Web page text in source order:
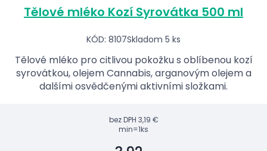
Tělové mléko Kozí Syrovátka 500 ml
KÓD: 8107Skladom 5 ks
Tělové mléko pro citlivou pokožku s oblíbenou kozí
syrovátkou, olejem Cannabis, arganovým olejem a
dalšími osvědčenými aktivními složkami.
bez DPH 3,19 €
min=1ks